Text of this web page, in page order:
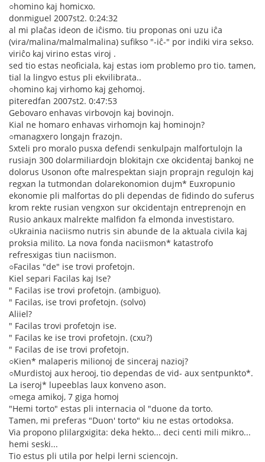
○homino kaj homicxo.
donmiguel 2007st2. 0:24:32
al mi plaĉas ideon de iĉismo. tiu proponas oni uzu iĉa
(vira/malina/malmalmalina) sufikso "-iĉ-" por indiki vira sekso.
viriĉo kaj virino estas viroj .
sed tio estas neoficiala, kaj estas iom problemo pro tio. tamen,
tial la lingvo estus pli ekvilibrata..
○homino kaj virhomo kaj gehomoj.
piteredfan 2007st2. 0:47:53
Gebovaro enhavas virbovojn kaj bovinojn.
Kial ne homaro enhavas virhomojn kaj hominojn?
○managxero longajn frazojn.
Sxteli pro moralo pusxa defendi senkulpajn malfortulojn la
rusiajn 300 dolarmiliardojn blokitajn cxe okcidentaj bankoj ne
dolorus Usonon ofte malrespektan siajn proprajn regulojn kaj
regxan la tutmondan dolarekonomion dujm* Euxropunio
ekonomie pli malfortas do pli dependas de fidindo do suferus
krom rekte rusian vengxon sur okcidentajn entreprenojn en
Rusio ankaux malrekte malfidon fa elmonda investistaro.
○Ukrainia naciismo nutris sin abunde de la aktuala civila kaj
proksia milito. La nova fonda naciismon* katastrofo
refresxigas tiun naciismon.
○Facilas "de" ise trovi profetojn.
Kiel separi Facilas kaj Ise?
" Facilas ise trovi profetojn. (ambiguo).
" Facilas, ise trovi profetojn. (solvo)
Aliiel?
" Facilas trovi profetojn ise.
" Facilas ke ise trovi profetojn. (cxu?)
" Facilas de ise trovi profetojn.
○Kien* malaperis milionoj de sinceraj nazioj?
○Murdistoj aux herooj, tio dependas de vid- aux sentpunkto*.
La iseroj* lupeeblas laux konveno ason.
○mega amikoj, 7 giga homoj
"Hemi torto" estas pli internacia ol "duone da torto.
Tamen, mi preferas "Duon' torto" kiu ne estas ortodoksa.
Via propono plilargxigita: deka hekto... deci centi mili mikro...
hemi seski...
Tio estus pli utila por helpi lerni sciencojn.